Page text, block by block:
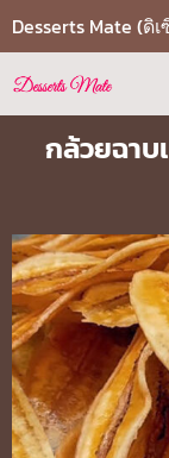
Desserts Mate (ดิ
กล้วยฉาบ